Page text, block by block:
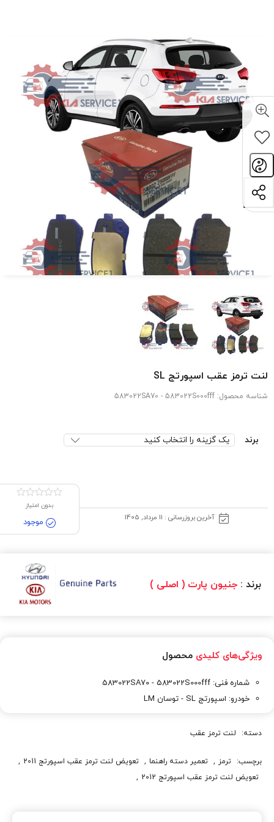
لنت ترمز عقب اسپورتج SL
شناسه محصول: 583022SA70 - 583022S000fff
برند
آخرین بروزرسانی : 11 مرداد, 1405
بدون امتیاز
موجود
برند :جنیون پارت ( اصلی )
ویژگی‌های کلیدی محصول
شماره فنی: 583022SA70 - 583022S000fff
خودرو: اسپورتج SL - توسان LM
دسته: لنت ترمز عقب
برچسب: ترمز , تعمير دسته راهنما , تعويض لنت ترمز عقب اسپورتج 2011
,
تعويض لنت ترمز عقب اسپورتج 2012
,